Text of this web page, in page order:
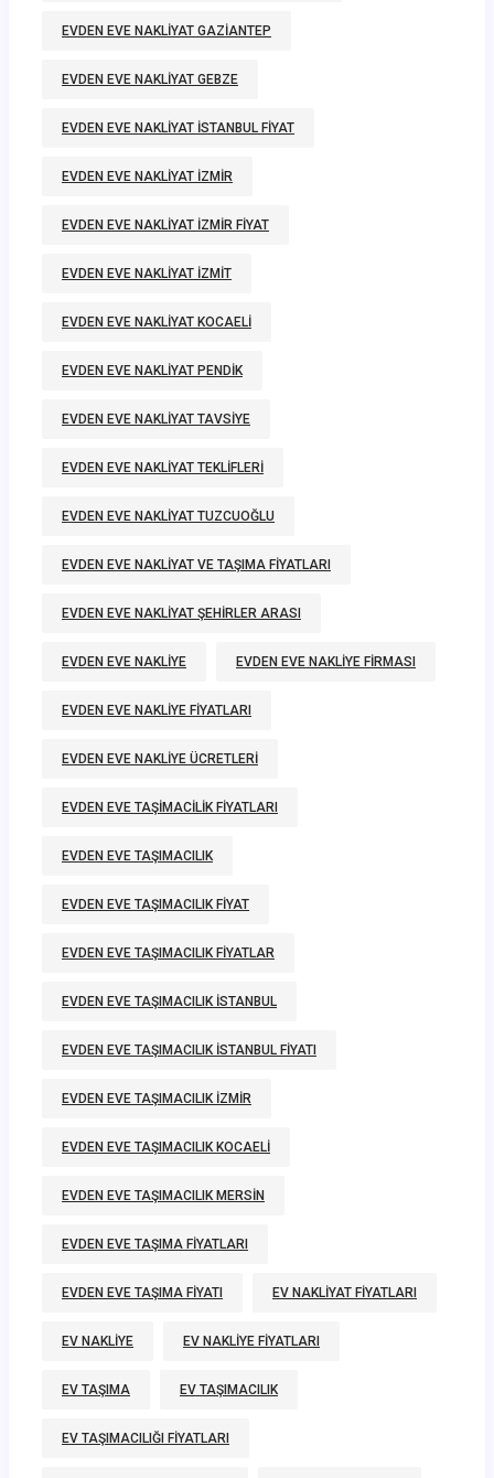
EVDEN EVE NAKLIYAT GAZIANTEP
EVDEN EVE NAKLIYAT GEBZE
EVDEN EVE NAKLIYAT ISTANBUL FIYAT
EVDEN EVE NAKLIYAT IZMIR
EVDEN EVE NAKLIYAT IZMIR FIYAT
EVDEN EVE NAKLIYAT IZMIT
EVDEN EVE NAKLIYAT KOCAELI
EVDEN EVE NAKLIYAT PENDIK
EVDEN EVE NAKLIYAT TAVSIYE
EVDEN EVE NAKLIYAT TEKLIFLERI
EVDEN EVE NAKLIYAT TUZCUOĞLU
EVDEN EVE NAKLIYAT VE TAŞIMA FIYATLARI
EVDEN EVE NAKLIYAT ŞEHIRLER ARASI
EVDEN EVE NAKLIYE EVDEN EVE NAKLIYE FIRMASI
EVDEN EVE NAKLIYE FIYATLARI
EVDEN EVE NAKLIYE ÜCRETLERI
EVDEN EVE TAŞIMACILIK FIYATLARI
EVDEN EVE TAŞIMACILIK
EVDEN EVE TAŞIMACILIK FIYAT
EVDEN EVE TAŞIMACILIK FIYATLAR
EVDEN EVE TAŞIMACILIK ISTANBUL
EVDEN EVE TAŞIMACILIK ISTANBUL FIYATI
EVDEN EVE TAŞIMACILIK IZMIR
EVDEN EVE TAŞIMACILIK KOCAELI
EVDEN EVE TAŞIMACILIK MERSIN
EVDEN EVE TAŞIMA FIYATLARI
EVDEN EVE TAŞIMA FIYATI EV NAKLIYAT FIYATLARI
EV NAKLIYE EV NAKLIYE FIYATLARI
EV TAŞIMA EV TAŞIMACILIK
EV TAŞIMACILIĞI FIYATLARI